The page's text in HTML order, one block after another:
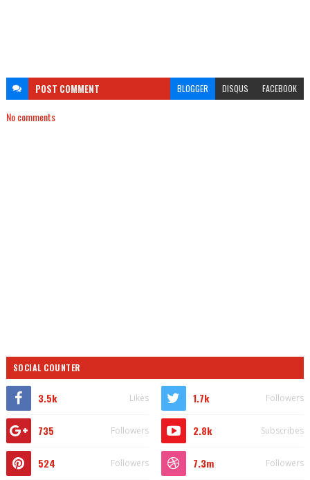
POST COMMENT BLOGGER DISQUS FACEBOOK
No comments
SOCIAL COUNTER
3.5k Likes 1.7k Followers
735 Followers 2.8k Subscribes
524 Followers 7.3m Followers